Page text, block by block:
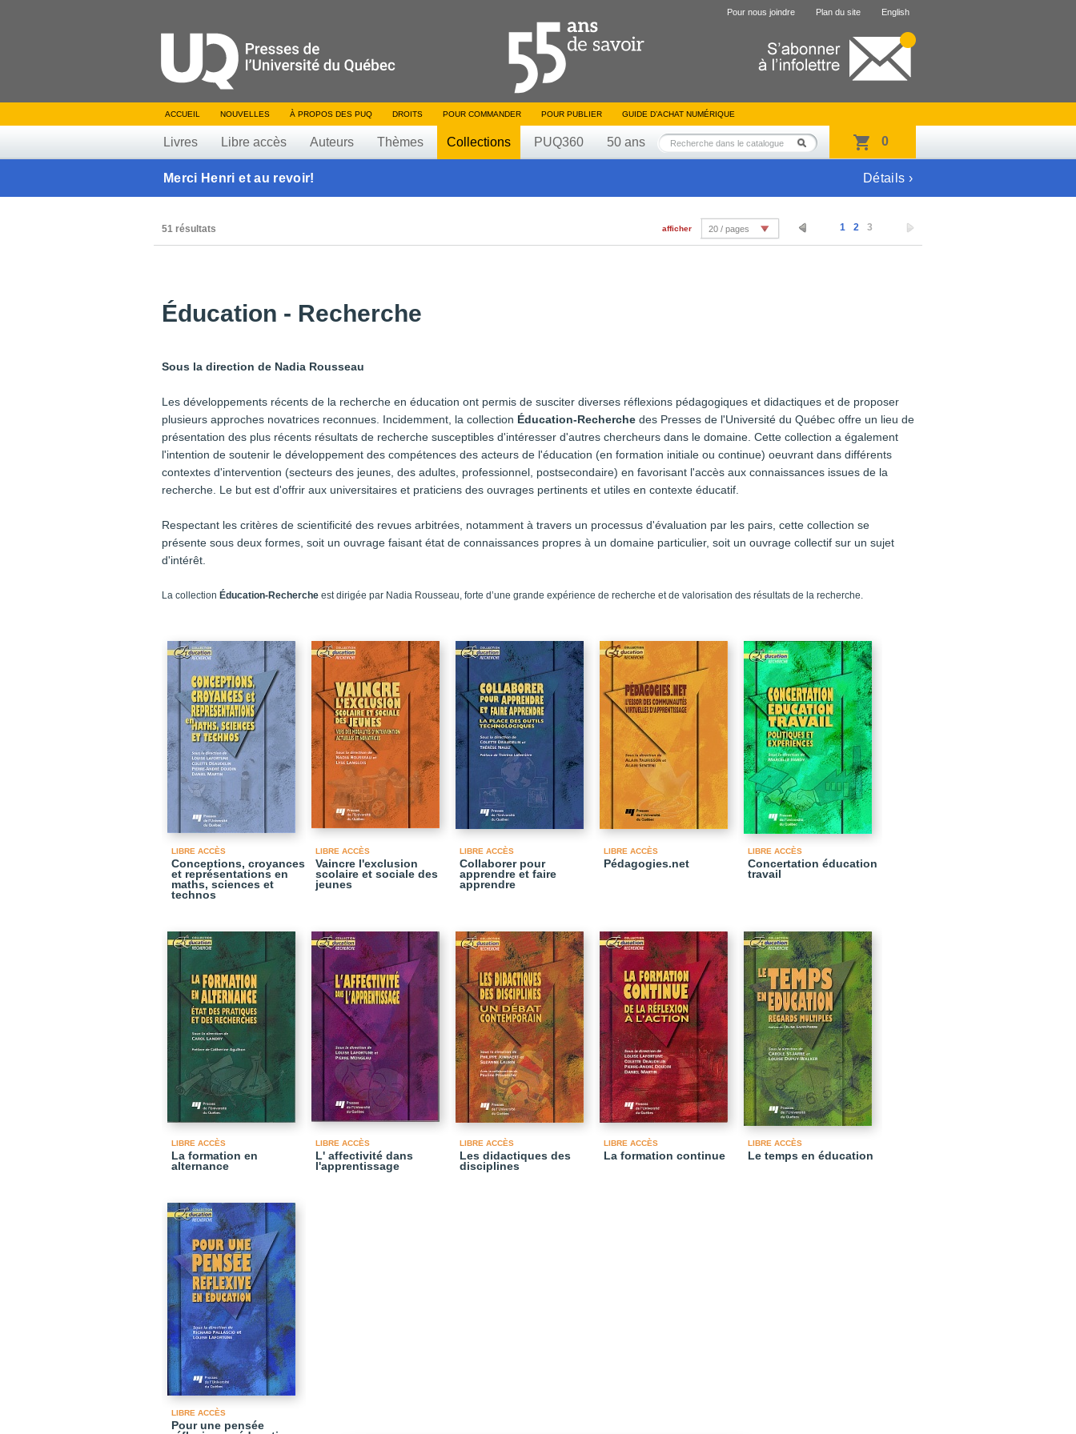
Pour nous joindre Plan du site English
ACCUEIL NOUVELLES À PROPOS DES PUQ DROITS POUR COMMANDER POUR PUBLIER GUIDE D’ACHAT NUMÉRIQUE
Livres Libre accès Auteurs Thèmes Collections PUQ360 50 ans 0
Merci Henri et au revoir! Détails ›
51 résultats 1 2 3
afficher 20 / pages
Éducation - Recherche
Sous la direction de Nadia Rousseau
Les développements récents de la recherche en éducation ont permis de susciter diverses réflexions pédagogiques et didactiques et de proposer
plusieurs approches novatrices reconnues. Incidemment, la collection Éducation-Recherche des Presses de l'Université du Québec offre un lieu de
présentation des plus récents résultats de recherche susceptibles d'intéresser d'autres chercheurs dans le domaine. Cette collection a également
l'intention de soutenir le développement des compétences des acteurs de l'éducation (en formation initiale ou continue) oeuvrant dans différents
contextes d'intervention (secteurs des jeunes, des adultes, professionnel, postsecondaire) en favorisant l'accès aux connaissances issues de la
recherche. Le but est d'offrir aux universitaires et praticiens des ouvrages pertinents et utiles en contexte éducatif.
Respectant les critères de scientificité des revues arbitrées, notamment à travers un processus d'évaluation par les pairs, cette collection se
présente sous deux formes, soit un ouvrage faisant état de connaissances propres à un domaine particulier, soit un ouvrage collectif sur un sujet
d'intérêt.
La collection Éducation-Recherche est dirigée par Nadia Rousseau, forte d’une grande expérience de recherche et de valorisation des résultats de la recherche.
LIBRE ACCÈS
Conceptions, croyances
et représentations en
maths, sciences et
technos
LIBRE ACCÈS
Vaincre l'exclusion
scolaire et sociale des
jeunes
LIBRE ACCÈS
Collaborer pour
apprendre et faire
apprendre
LIBRE ACCÈS
Pédagogies.net
LIBRE ACCÈS
Concertation éducation
travail
LIBRE ACCÈS
La formation en
alternance
LIBRE ACCÈS
L' affectivité dans
l'apprentissage
LIBRE ACCÈS
Les didactiques des
disciplines
LIBRE ACCÈS
La formation continue
LIBRE ACCÈS
Le temps en éducation
LIBRE ACCÈS
Pour une pensée